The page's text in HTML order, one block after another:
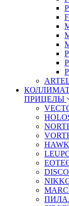
ПРИЦЕЛЫ